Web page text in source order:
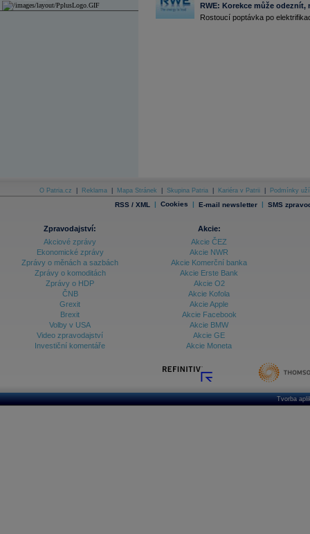
Archiv - Měnová politika
Archiv - Treasury alerty
Archiv - Vývoj české koruny
Archiv analýz - Makroukazatele
Ceny průmyslových výrobců - Data a prognózy
Ceny průmyslových výrobců - Graf (ČR)
Databanka - Akcie
RWE: Korekce může
Rostoucí poptávka po
O Patria.cz Reklama Mapa Stránek Skupina Patria Kariéra v Patrii Podmínky
RSS / XML | Cookies | E-mail newsletter | SMS
Zpravodajství:
Akciové zprávy
Ekonomické zprávy
Zprávy o měnách a sazbách
Zprávy o komoditách
Zprávy o HDP
ČNB
Grexit
Brexit
Volby v USA
Video zpravodajství
Investiční komentáře
Akcie:
Akcie ČEZ
Akcie NWR
Akcie Komerční banka
Akcie Erste Bank
Akcie O2
Akcie Kofola
Akcie Apple
Akcie Facebook
Akcie BMW
Akcie GE
Akcie Moneta
Tvorba